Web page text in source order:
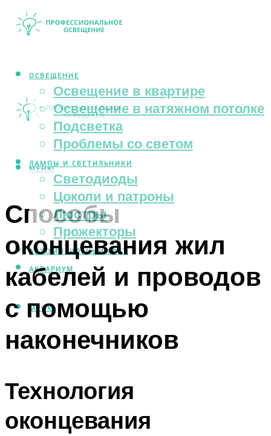
ОСВЕЩЕНИЕ
Освещение в квартире
Освещение в натяжном потолке
Подсветка
Проблемы со светом
ЛАМПЫ И СВЕТИЛЬНИКИ
Светодиоды
Цоколи и патроны
Люстры
Прожекторы
АВТОМОБИЛЬНЫЙ СВЕТ
АКВАРИУМ
МЕНЮ
МЕНЮ
Способы
оконцевания жил
кабелей и проводов
с помощью
наконечников
Технология
оконцевания